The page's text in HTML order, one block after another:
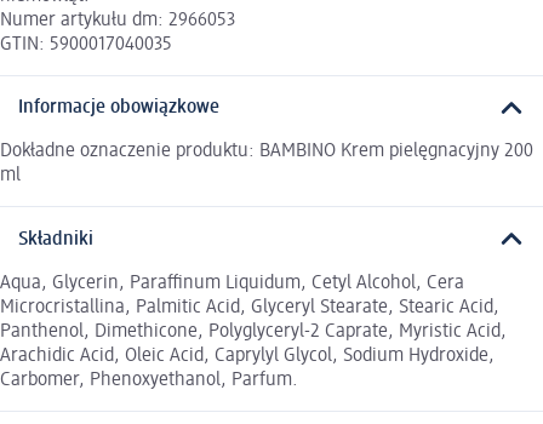
Numer artykułu dm: 2966053
GTIN: 5900017040035
Informacje obowiązkowe
Dokładne oznaczenie produktu: BAMBINO Krem pielęgnacyjny 200
ml
Składniki
Aqua, Glycerin, Paraffinum Liquidum, Cetyl Alcohol, Cera
Microcristallina, Palmitic Acid, Glyceryl Stearate, Stearic Acid,
Panthenol, Dimethicone, Polyglyceryl-2 Caprate, Myristic Acid,
Arachidic Acid, Oleic Acid, Caprylyl Glycol, Sodium Hydroxide,
Carbomer, Phenoxyethanol, Parfum.